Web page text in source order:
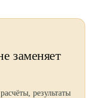
заменяет
результаты